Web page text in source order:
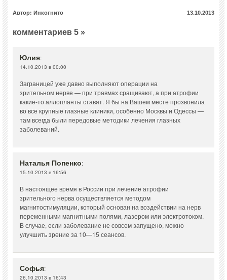
Автор: Инкогнито 13.10.2013
комментариев 5 »
Юлия:
14.10.2013 в 00:00
Заграницей уже давно выполняют операции на
зрительном нерве — при травмах сращивают, а при атрофии
какие-то аллопланты ставят. Я бы на Вашем месте прозвонила
во все крупные глазные клиники, особенно Москвы и Одессы —
там всегда были передовые методики лечения глазных
заболеваний.
Наталья Попенко:
15.10.2013 в 16:56
В настоящее время в России при лечение атрофии
зрительного нерва осуществляется методом
магнитостимуляции, который основан на воздействии на нерв
переменными магнитными полями, лазером или электротоком.
В случае, если заболевание не совсем запущено, можно
улучшить зрение за 10—15 сеансов.
Софья:
26.10.2013 в 16:43